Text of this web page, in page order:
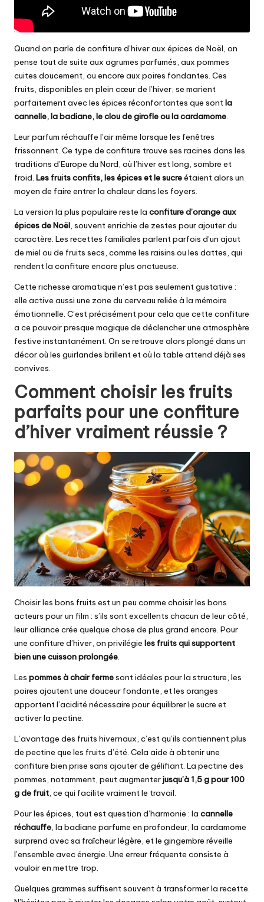
Quand on parle de confiture d’hiver aux épices de Noël, on
pense tout de suite aux agrumes parfumés, aux pommes
cuites doucement, ou encore aux poires fondantes. Ces
fruits, disponibles en plein cœur de l’hiver, se marient
parfaitement avec les épices réconfortantes que sontla
cannelle, la badiane, le clou de girofle ou la cardamome.
Leur parfum réchauffe l’air même lorsque les fenêtres
frissonnent. Ce type de confiture trouve ses racines dans les
traditions d’Europe du Nord, où l’hiver est long, sombre et
froid. Les fruits confits, les épices et le sucreétaient alors un
moyen de faire entrer la chaleur dans les foyers.
La version la plus populaire reste la confiture d’orange aux
épices de Noël, souvent enrichie de zestes pour ajouter du
caractère. Les recettes familiales parlent parfois d’un ajout
de miel ou de fruits secs, comme les raisins ou les dattes, qui
rendent la confiture encore plus onctueuse.
Cette richesse aromatique n’est pas seulement gustative :
elle active aussi une zone du cerveau reliée à la mémoire
émotionnelle. C’est précisément pour cela que cette confiture
a ce pouvoir presque magique de déclencher une atmosphère
festive instantanément. On se retrouve alors plongé dans un
décor où les guirlandes brillent et où la table attend déjà ses
convives.
Comment choisir les fruits
parfaits pour une confiture
d’hiver vraiment réussie ?
Choisir les bons fruits est un peu comme choisir les bons
acteurs pour un film : s’ils sont excellents chacun de leur côté,
leur alliance crée quelque chose de plus grand encore. Pour
une confiture d’hiver, on privilégie les fruits qui supportent
bien une cuisson prolongée.
Les pommes à chair fermesont idéales pour la structure, les
poires ajoutent une douceur fondante, et les oranges
apportent l’acidité nécessaire pour équilibrer le sucre et
activer la pectine.
L’avantage des fruits hivernaux, c’est qu’ils contiennent plus
de pectine que les fruits d’été. Cela aide à obtenir une
confiture bien prise sans ajouter de gélifiant. La pectine des
pommes, notamment, peut augmenterjusqu’à 1,5 g pour 100
g de fruit, ce qui facilite vraiment le travail.
Pour les épices, tout est question d’harmonie : la cannelle
réchauffe, la badiane parfume en profondeur, la cardamome
surprend avec sa fraîcheur légère, et le gingembre réveille
l’ensemble avec énergie. Une erreur fréquente consiste à
vouloir en mettre trop.
Quelques grammes suffisent souvent à transformer la recette.